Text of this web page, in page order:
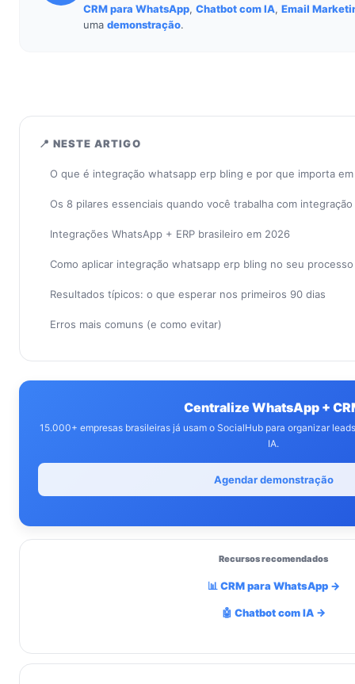
CRM para WhatsApp, Chatbot com IA, Email
uma demonstração.
📍 NESTE ARTIGO
O que é integração whatsapp erp bling e por que importa
Os 8 pilares essenciais quando você trabalha com
Integrações WhatsApp + ERP brasileiro em 2026
Como aplicar integração whatsapp erp bling no seu
Resultados típicos: o que esperar nos primeiros 90 dias
Erros mais comuns (e como evitar)
Centralize WhatsApp +
15.000+ empresas brasileiras já usam o SocialHub para organizar
IA.
Agendar demonstração
Recursos recomendados
📊 CRM para WhatsApp →
🤖 Chatbot com IA →